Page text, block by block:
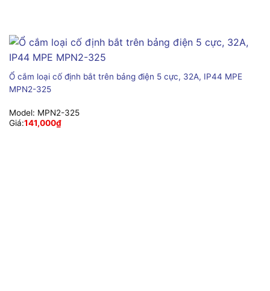
Ổ cắm loại cố định bắt trên bảng điện 5 cực, 32A, IP44 MPE
MPN2-325
Model: MPN2-325
Giá:141,000₫